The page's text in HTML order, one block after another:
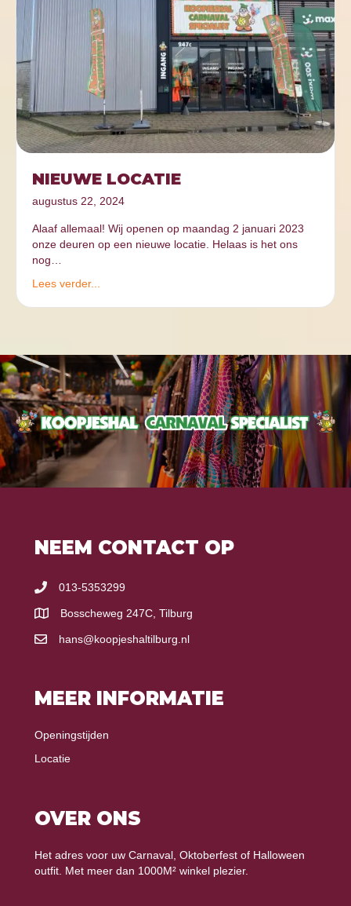
NIEUWE LOCATIE
augustus 22, 2024
Alaaf allemaal! Wij openen op maandag 2 januari 2023
onze deuren op een nieuwe locatie. Helaas is het ons
nog…
Lees verder...
NEEM CONTACT OP
013-5353299
Bosscheweg 247C, Tilburg
hans@koopjeshaltilburg.nl
MEER INFORMATIE
Openingstijden
Locatie
OVER ONS
Het adres voor uw Carnaval, Oktoberfest of Halloween
outfit. Met meer dan 1000M² winkel plezier.